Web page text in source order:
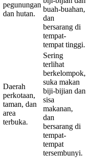
pegunungan
dan hutan.
buah-buahan,
dan
bersarang di
tempat-
tempat tinggi.
Daerah
perkotaan,
taman, dan
area
terbuka.
Sering
terlihat
berkelompok,
suka makan
biji-bijian dan
sisa
makanan,
dan
bersarang di
tempat-
tempat
tersembunyi.